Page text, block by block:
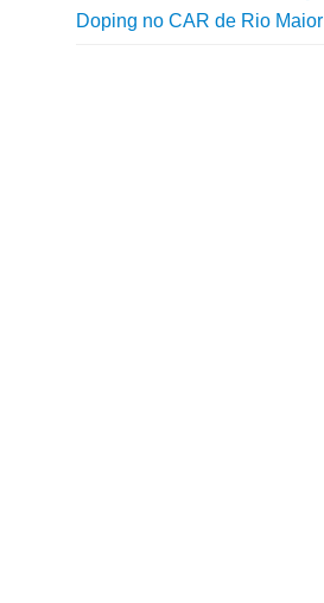
Doping no CAR de Rio Maior